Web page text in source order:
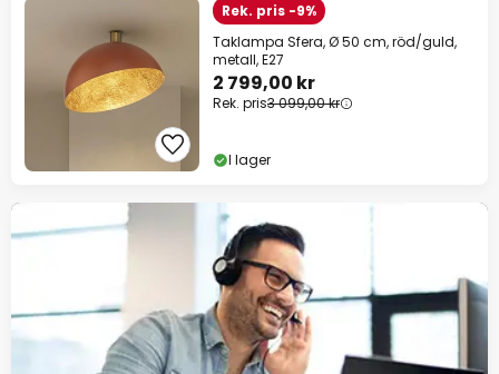
Rek. pris -9%
Taklampa Sfera, Ø 50 cm, röd/guld,
metall, E27
2 799,00 kr
Rek. pris3 099,00 kr
I lager